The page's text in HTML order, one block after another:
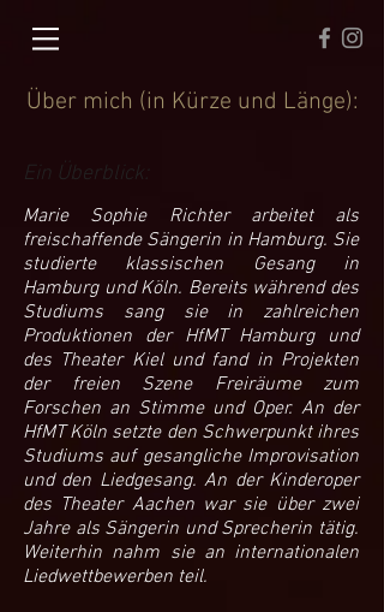
Über mich (in Kürze und Länge):
Marie Sophie Richter arbeitet als
freischaffende Sängerin in Hamburg. Sie
studierte klassischen Gesang in
Hamburg und Köln. Bereits während des
Studiums sang sie in zahlreichen
Produktionen der HfMT Hamburg und
des Theater Kiel und fand in Projekten
der freien Szene Freiräume zum
Forschen an Stimme und Oper. An der
HfMT Köln setzte den Schwerpunkt ihres
Studiums auf gesangliche Improvisation
und den Liedgesang. An der Kinderoper
des Theater Aachen war sie über zwei
Jahre als Sängerin und Sprecherin tätig.
Weiterhin nahm sie an internationalen
Liedwettbewerben teil.
Ein Überblick: